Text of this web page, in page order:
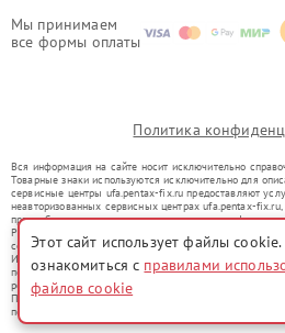
Мы принимаем
все формы оплаты
Политика
Вся информация на сайте носит исключительно
Товарные знаки используются исключительно для
сервисные центры ufa.pentax-fix.ru предоставляют
неавторизованных сервисных центрах ufa.pentax-
правообладателями товарных знаков или их
Ремонт осуществляется для устройств, уже введенных
со статьей 1487 ГК РФ.
Использование товарных знаков не преследует цели
потребителей в заблуждение, а служит для
ремонту техники указанных брендов.
Представленная на сайте информация не является
положениями Статьи 437(2) Гражданского кодекса РФ
Этот сайт использует файлы
ознакомиться с правилами
файлов cookie